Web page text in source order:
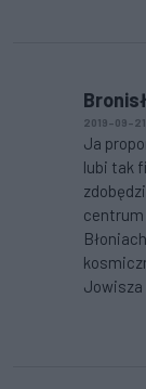
2019-09-21
Ja
lubi tak
Jowisza